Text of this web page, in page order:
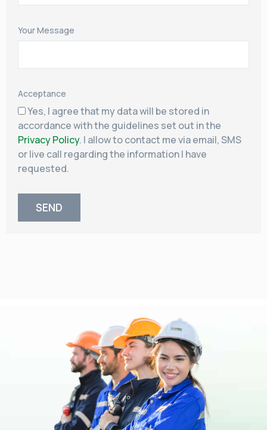
Your Message
Acceptance
Yes, I agree that my data will be stored in
accordance with the guidelines set out in the
Privacy Policy. I allow to contact me via email, SMS
or live call regarding the information I have
requested.
SEND